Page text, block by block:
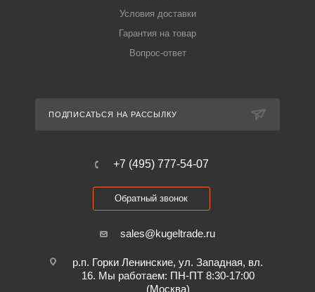
Условия доставки
Гарантия на товар
Вопрос-ответ
ПОДПИСАТЬСЯ НА РАССЫЛКУ
+7 (495) 777-54-07
Обратный звонок
sales@kugeltrade.ru
р.п. Горки Ленинские, ул. Западная, вл.
16. Мы работаем: ПН-ПТ 8:30-17:00
(Москва)